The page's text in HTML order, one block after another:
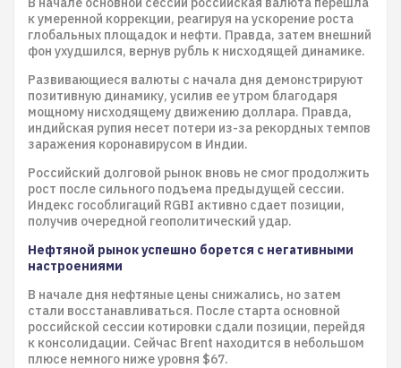
к умеренной коррекции, реагируя на ускорение роста
глобальных площадок и нефти. Правда, затем внешний
фон ухудшился, вернув рубль к нисходящей динамике.
Развивающиеся валюты с начала дня демонстрируют
позитивную динамику, усилив ее утром благодаря
мощному нисходящему движению доллара. Правда,
индийская рупия несет потери из-за рекордных темпов
заражения коронавирусом в Индии.
Российский долговой рынок вновь не смог продолжить
рост после сильного подъема предыдущей сессии.
Индекс гособлигаций RGBI активно сдает позиции,
получив очередной геополитический удар.
Нефтяной рынок успешно борется с негативными
настроениями
В начале дня нефтяные цены снижались, но затем
стали восстанавливаться. После старта основной
российской сессии котировки сдали позиции, перейдя
к консолидации. Сейчас Brent находится в небольшом
плюсе немного ниже уровня $67.